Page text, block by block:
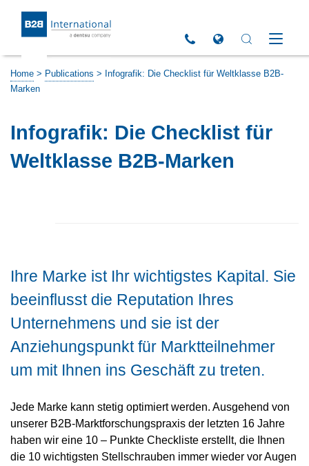
Click to call us
Home > Publications > Infografik: Die Checklist für Weltklasse B2B-
Marken
Infografik: Die Checklist für
Weltklasse B2B-Marken
Ihre Marke ist Ihr wichtigstes Kapital. Sie
beeinflusst die Reputation Ihres
Unternehmens und sie ist der
Anziehungspunkt für Marktteilnehmer
um mit Ihnen ins Geschäft zu treten.
Jede Marke kann stetig optimiert werden. Ausgehend von
unserer B2B-Marktforschungspraxis der letzten 16 Jahre
haben wir eine 10 – Punkte Checkliste erstellt, die Ihnen
die 10 wichtigsten Stellschrauben immer wieder vor Augen